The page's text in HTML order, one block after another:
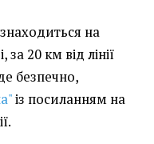
на
20 км від лінії
безпечно,
із посиланням на